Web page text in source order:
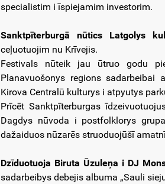
specialistim i īspiejamim investorim.
Sanktpīterburgā nūtics Latgolys
ceļuotuojim nu Krīvejis.
Festivals nūteik jau ūtruo godu
Planavuošonys regions sadarbeibai
Kirova Centralū kulturys i atpyutys
Prīcēt Sanktpīterburgas
Dagdys nūvoda i postfolklorys
dažaiduos nūzarēs struoduojūšī
Dzīduotuoja Biruta Ūzuleņa i DJ
sadarbeibys debejis albuma „Sauli